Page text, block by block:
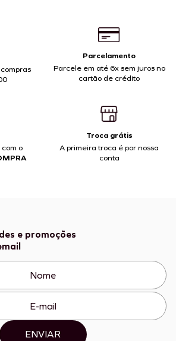
Parcelamento
Parcele em até 6x sem juros no
cartão de crédito
o
Troca grátis
A primeira troca é por nossa
conta
e promoções
ENVIAR